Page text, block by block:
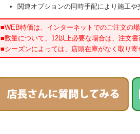
関連オプションの同時手配により施工
■WEB特価は、インターネットでのご注文の
■数量について、12以上必要な場合は、注文
■シーズンによっては、店頭在庫がなく取り